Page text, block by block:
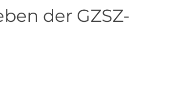
der GZSZ-